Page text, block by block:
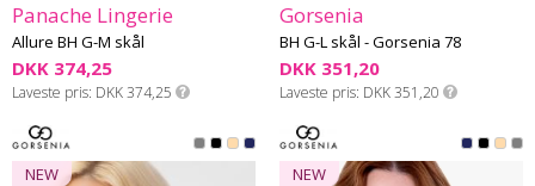
Panache Lingerie
Allure BH G-M skål
DKK 374,25
Laveste pris DKK 374,25
Gorsenia
BH G-L skål - Gorsenia 78
DKK 351,20
Laveste pris DKK 351,20
NEW NEW